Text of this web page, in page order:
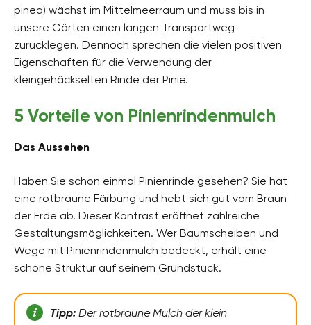
pinea) wächst im Mittelmeerraum und muss bis in
unsere Gärten einen langen Transportweg
zurücklegen. Dennoch sprechen die vielen positiven
Eigenschaften für die Verwendung der
kleingehäckselten Rinde der Pinie.
5 Vorteile von Pinienrindenmulch
Das Aussehen
Haben Sie schon einmal Pinienrinde gesehen? Sie hat
eine rotbraune Färbung und hebt sich gut vom Braun
der Erde ab. Dieser Kontrast eröffnet zahlreiche
Gestaltungsmöglichkeiten. Wer Baumscheiben und
Wege mit Pinienrindenmulch bedeckt, erhält eine
schöne Struktur auf seinem Grundstück.
Tipp:Der rotbraune Mulch der klein